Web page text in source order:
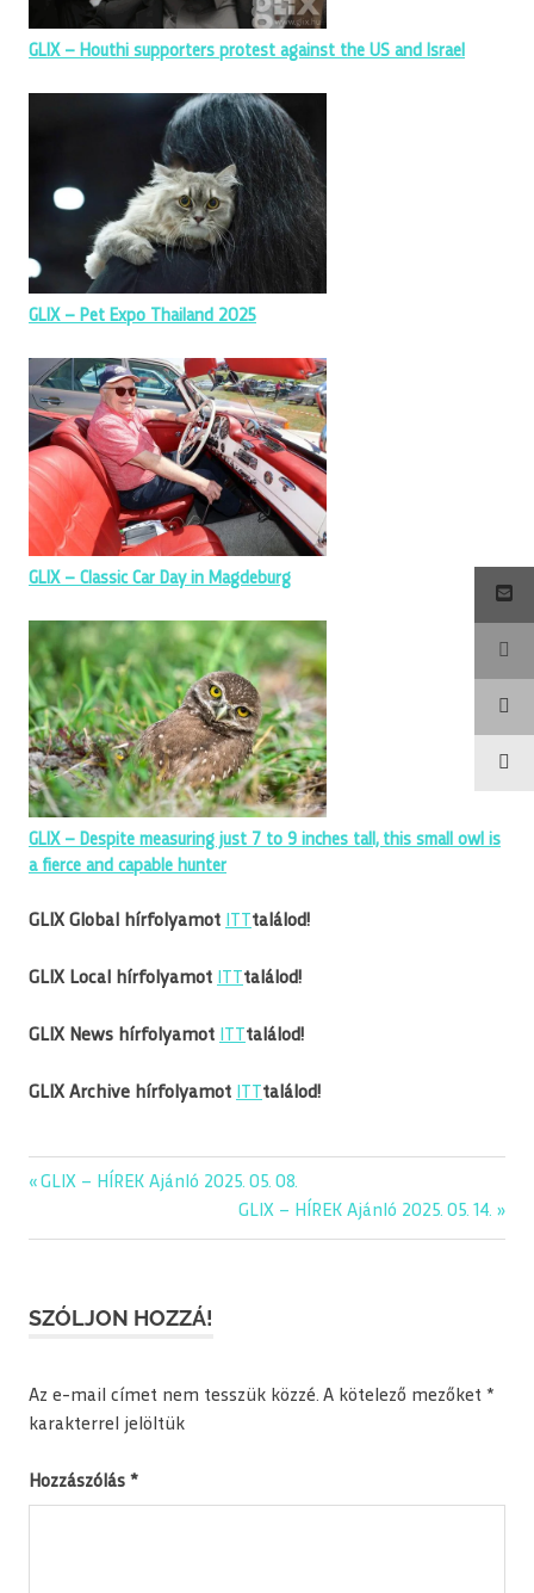
GLIX – Houthi supporters protest against the US and Israel
GLIX – Pet Expo Thailand 2025
GLIX – Classic Car Day in Magdeburg
GLIX – Despite measuring just 7 to 9 inches tall, this small owl is
a fierce and capable hunter
GLIX Global hírfolyamot ITT találod!
GLIX Local hírfolyamot ITT találod!
GLIX News hírfolyamot ITT találod!
GLIX Archive hírfolyamot ITT találod!
Bejegyzés
navigáció
Previous
GLIX – HÍREK Ajánló 2025. 05. 08.
Next
Post:
GLIX – HÍREK Ajánló 2025. 05. 14.
SZÓLJON HOZZÁ!
Az e-mail címet nem tesszük közzé. A kötelező mezőket *
karakterrel jelöltük
Hozzászólás *